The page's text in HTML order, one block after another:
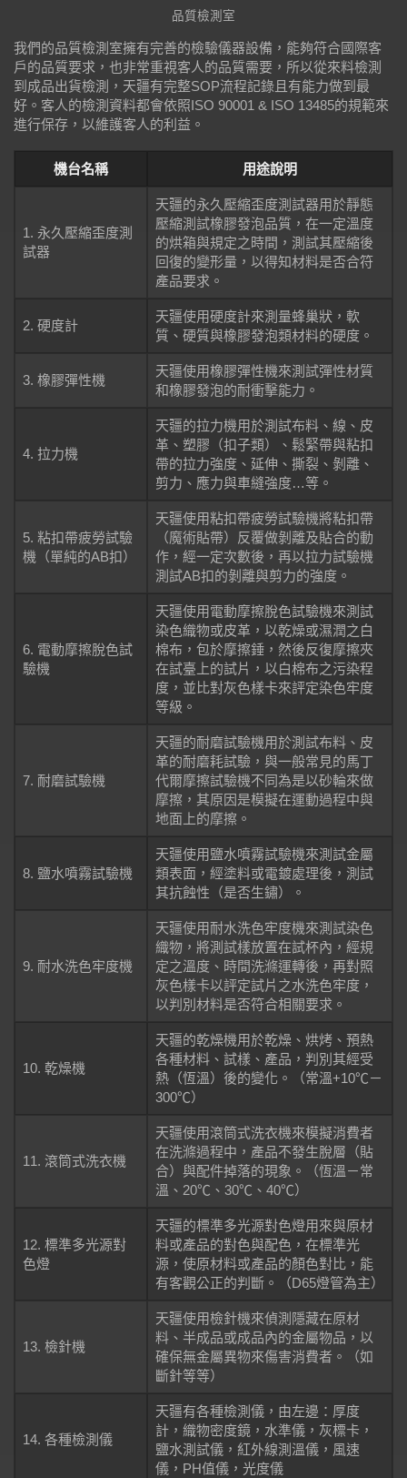
品質檢測室
我們的品質檢測室擁有完善的檢驗儀器設備，能夠符合國際客
戶的品質要求，也非常重視客人的品質需要，所以從來料檢測
到成品出貨檢測，天疆有完整SOP流程記錄且有能力做到最
好。客人的檢測資料都會依照ISO 90001 & ISO 13485的規範來
進行保存，以維護客人的利益。
機台名稱 用途說明
1. 永久壓縮歪度測
試器
天疆的永久壓縮歪度測試器用於靜態
壓縮測試橡膠發泡品質，在一定溫度
的烘箱與規定之時間，測試其壓縮後
回復的變形量，以得知材料是否合符
產品要求。
2. 硬度計
天疆使用硬度計來測量蜂巢狀，軟
質、硬質與橡膠發泡類材料的硬度。
3. 橡膠彈性機
天疆使用橡膠彈性機來測試彈性材質
和橡膠發泡的耐衝擊能力。
4. 拉力機
天疆的拉力機用於測試布料、線、皮
革、塑膠（扣子類）、鬆緊帶與粘扣
帶的拉力強度、延伸、撕裂、剝離、
剪力、應力與車縫強度…等。
5. 粘扣帶疲勞試驗
機（單純的AB扣）
天疆使用粘扣帶疲勞試驗機將粘扣帶
（魔術貼帶）反覆做剝離及貼合的動
作，經一定次數後，再以拉力試驗機
測試AB扣的剝離與剪力的強度。
6. 電動摩擦脫色試
驗機
天疆使用電動摩擦脫色試驗機來測試
染色織物或皮革，以乾燥或濕潤之白
棉布，包於摩擦錘，然後反復摩擦夾
在試臺上的試片，以白棉布之污染程
度，並比對灰色樣卡來評定染色牢度
等級。
7. 耐磨試驗機
天疆的耐磨試驗機用於測試布料、皮
革的耐磨耗試驗，與一般常見的馬丁
代爾摩擦試驗機不同為是以砂輪來做
摩擦，其原因是模擬在運動過程中與
地面上的摩擦。
8. 鹽水噴霧試驗機
天疆使用鹽水噴霧試驗機來測試金屬
類表面，經塗料或電鍍處理後，測試
其抗蝕性（是否生鏽）。
9. 耐水洗色牢度機
天疆使用耐水洗色牢度機來測試染色
織物，將測試樣放置在試杯內，經規
定之溫度、時間洗滌運轉後，再對照
灰色樣卡以評定試片之水洗色牢度，
以判別材料是否符合相關要求。
10. 乾燥機
天疆的乾燥機用於乾燥、烘烤、預熱
各種材料、試樣、產品，判別其經受
熱（恆溫）後的變化。（常溫+10℃－
300℃）
11. 滾筒式洗衣機
天疆使用滾筒式洗衣機來模擬消費者
在洗滌過程中，產品不發生脫層（貼
合）與配件掉落的現象。（恆溫－常
溫、20℃、30℃、40℃）
12. 標準多光源對
色燈
天疆的標準多光源對色燈用來與原材
料或產品的對色與配色，在標準光
源，使原材料或產品的顏色對比，能
有客觀公正的判斷。（D65燈管為主）
13. 檢針機
天疆使用檢針機來偵測隱藏在原材
料、半成品或成品內的金屬物品，以
確保無金屬異物來傷害消費者。（如
斷針等等）
14. 各種檢測儀
天疆有各種檢測儀，由左邊：厚度
計，織物密度鏡，水準儀，灰標卡，
鹽水測試儀，紅外線測溫儀，風速
儀，PH值儀，光度儀